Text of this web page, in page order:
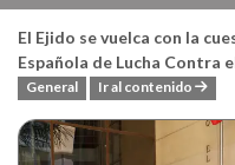
El Ejido se vuelca con la
Española de Lucha Contra
General Ir al contenido